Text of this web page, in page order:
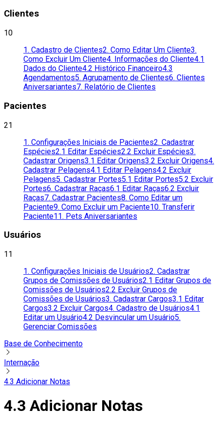
Clientes
10
1. Cadastro de Clientes2. Como Editar Um Cliente3.
Como Excluir Um Cliente4. Informações do Cliente4.1
Dados do Cliente4.2 Histórico Financeiro4.3
Agendamentos5. Agrupamento de Clientes6. Clientes
Aniversariantes7. Relatório de Clientes
Pacientes
21
1. Configurações Iniciais de Pacientes2. Cadastrar
Espécies2.1 Editar Espécies2.2 Excluir Espécies3.
Cadastrar Origens3.1 Editar Origens3.2 Excluir Origens4.
Cadastrar Pelagens4.1 Editar Pelagens4.2 Excluir
Pelagens5. Cadastrar Portes5.1 Editar Portes5.2 Excluir
Portes6. Cadastrar Raças6.1 Editar Raças6.2 Excluir
Raças7. Cadastrar Pacientes8. Como Editar um
Paciente9. Como Excluir um Paciente10. Transferir
Paciente11. Pets Aniversariantes
Usuários
11
1. Configurações Iniciais de Usuários2. Cadastrar
Grupos de Comissões de Usuários2.1 Editar Grupos de
Comissões de Usuários2.2 Excluir Grupos de
Comissões de Usuários3. Cadastrar Cargos3.1 Editar
Cargos3.2 Excluir Cargos4. Cadastro de Usuários4.1
Editar um Usuário4.2 Desvincular um Usuário5.
Gerenciar Comissões
Base de Conhecimento
Internação
4.3 Adicionar Notas
4.3 Adicionar Notas